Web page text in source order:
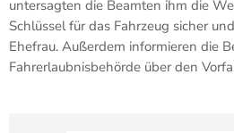
untersagten die Beamten ihm die
Schlüssel für das Fahrzeug sicher
Ehefrau. Außerdem informieren die
Fahrerlaubnisbehörde über den